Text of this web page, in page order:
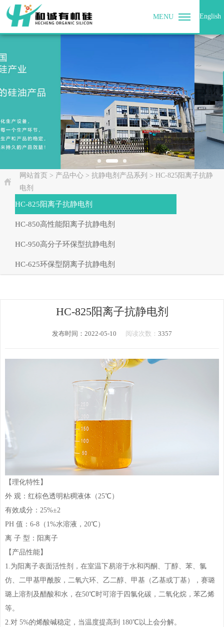
MENU English
网站首页 > 产品中心 > 抗静电剂产品系列 > HC-825阳离子抗静
电剂
HC-825阳离子抗静电剂
HC-850高性能阳离子抗静电剂
HC-950高分子环保型抗静电剂
HC-625环保型阴离子抗静电剂
HC-825阳离子抗静电剂
发布时间：2022-05-10 阅读次数： 3357
【理化特性】
外 观：红棕色透明粘稠液体（25℃）
有效成分：25%±2
PH 值：6-8（1%水溶液，20℃）
离 子 型：阳离子
【产品性能】
1.为阳离子表面活性剂，在室温下易溶于水和丙酮、丁醇、苯、氯
仿、二甲基甲酰胺，二氧六环、乙二醇、甲基（乙基或丁基），赛璐
璐上溶剂及醋酸和水，在50℃时可溶于四氯化碳，二氧化烷，苯乙烯
等。
2.对 5%的烯酸碱稳定，当温度提高到 180℃以上会分解。